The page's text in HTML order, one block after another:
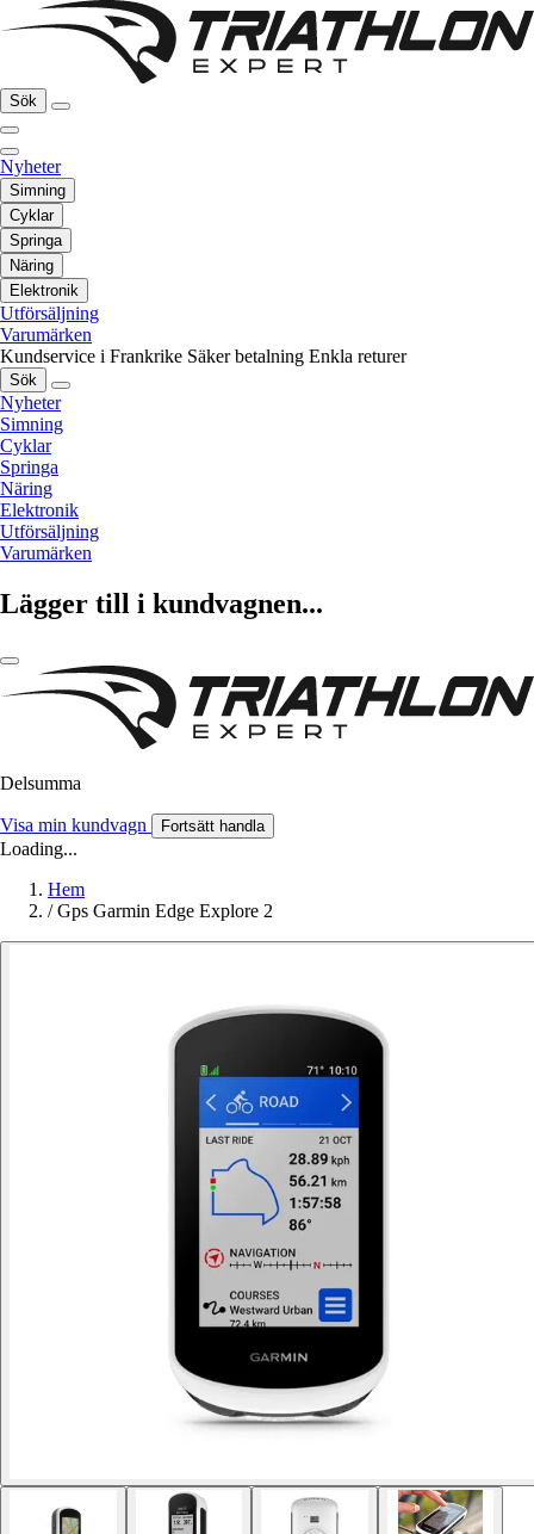
Sök
Nyheter
Simning
Cyklar
Springa
Näring
Elektronik
Utförsäljning
Varumärken
Kundservice i Frankrike Säker betalning Enkla returer
Sök
Nyheter
Simning
Cyklar
Springa
Näring
Elektronik
Utförsäljning
Varumärken
Lägger till i kundvagnen...
Delsumma
Visa min kundvagn Fortsätt handla
Loading...
Hem
/ Gps Garmin Edge Explore 2